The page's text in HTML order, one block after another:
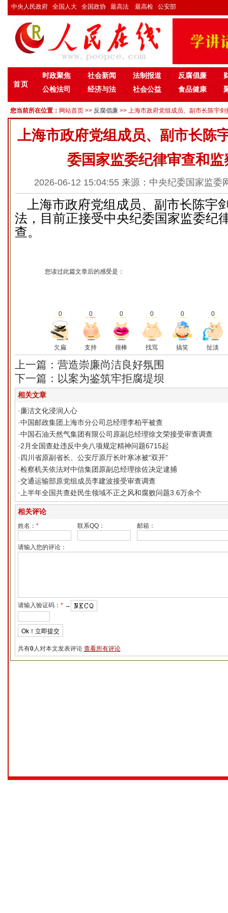
中央人民政府 全国人大 全国政协 最高法 最高检 公安部
首页
时政聚焦 社会新闻 法制报道 反腐倡廉
公检法司
经济与法 社会公益 食品健康
您当前所在位置： 网站首页 >> 反腐倡廉 >> 上海市政府党组成员、副市长陈宇
上海市政府党组成员、副市长陈
委国家监委纪律审查和监
2026-06-12 15:04:55 来源：中央纪委国家监委
上海市政府党组成员、副市长陈宇
法，目前正接受中央纪委国家监委纪
查。
您读过此篇文章后的感受是：
0 0 0 0 0 0
欠扁 支持 很棒 找骂 搞笑 扯淡
上一篇：营造崇廉尚洁良好氛围
下一篇：以案为鉴筑牢拒腐堤坝
相关文章
·廉洁文化浸润人心
·中国邮政集团上海市分公司总经理李柏平被查
·中国石油天然气集团有限公司原副总经理徐文荣接受审查调查
·2月全国查处违反中央八项规定精神问题6715起
·四川省原副省长、公安厅原厅长叶寒冰被“双开”
·检察机关依法对中信集团原副总经理徐佐决定逮捕
·交通运输部原党组成员李建波接受审查调查
· 上半年全国共查处民生领域不正之风和腐败问题3.6万余个
相关评论
姓名： * 联系QQ： 邮箱：
请输入您的评论：
请输入验证码： *→
共有0人对本文发表评论 查看所有评论